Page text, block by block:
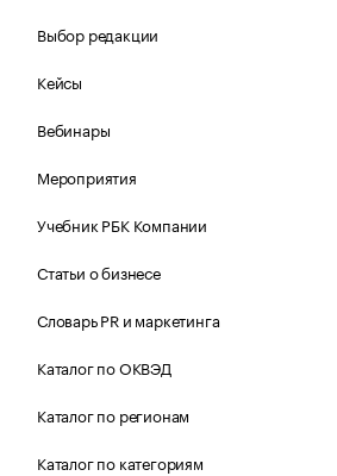
Выбор редакции
Кейсы
Вебинары
Мероприятия
Учебник РБК Компании
Статьи о бизнесе
Словарь PR и маркетинга
Каталог по ОКВЭД
Каталог по регионам
Каталог по категориям